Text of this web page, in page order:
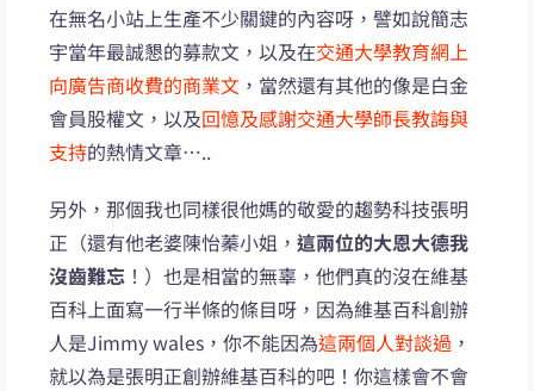
在無名小站上生產不少關鍵的內容呀，譬如說簡志
宇當年最誠懇的募款文，以及在交通大學教育網上
向廣告商收費的商業文 ，當然還有其他的像是白金
會員股權文，以及回憶及感謝交通大學師長教誨與
支持的熱情文章…..
另外，那個我也同樣很他媽的敬愛的趨勢科技張明
正（還有他老婆陳怡蓁小姐，這兩位的大恩大德我
沒齒難忘 ！）也是相當的無辜，他們真的沒在維基
百科上面寫一行半條的條目呀，因為維基百科創辦
人是Jimmy wales，你不能因為這兩個人對談過 ，
就以為是張明正創辦維基百科的吧！你這樣會不會